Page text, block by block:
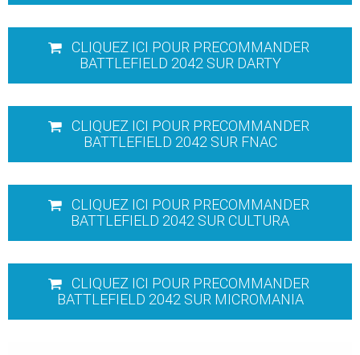
CLIQUEZ ICI POUR PRECOMMANDER
BATTLEFIELD 2042 SUR DARTY
CLIQUEZ ICI POUR PRECOMMANDER
BATTLEFIELD 2042 SUR FNAC
CLIQUEZ ICI POUR PRECOMMANDER
BATTLEFIELD 2042 SUR CULTURA
CLIQUEZ ICI POUR PRECOMMANDER
BATTLEFIELD 2042 SUR MICROMANIA